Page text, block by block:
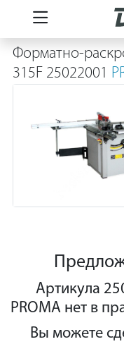
Форматно-
315F 25022001
Артикула
PROMA нет в
Вы можете